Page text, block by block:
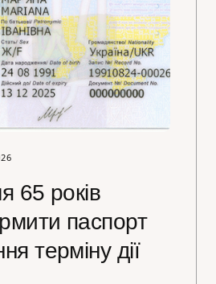
65 років
паспорт
терміну дії